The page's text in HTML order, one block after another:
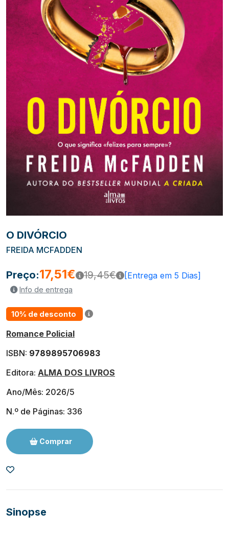
O DIVÓRCIO
FREIDA MCFADDEN
Preço:17,51€ 19,45€ [Entrega em 5 Dias]
Info de entrega
10% de desconto
Romance Policial
ISBN: 9789895706983
Editora: ALMA DOS LIVROS
Ano/Mês: 2026/5
N.º de Páginas: 336
Comprar
Sinopse